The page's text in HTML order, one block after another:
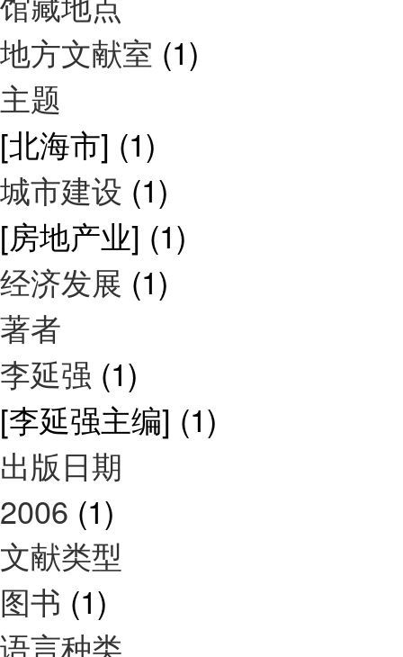
地方文献室 (1)
主题
[北海市] (1)
城市建设 (1)
[房地产业] (1)
经济发展 (1)
著者
李延强 (1)
[李延强主编] (1)
出版日期
2006 (1)
文献类型
图书 (1)
语言种类